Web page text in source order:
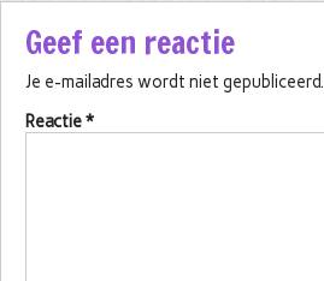
Geef een reactie
Je e-mailadres wordt niet gepubliceerd.
Reactie*